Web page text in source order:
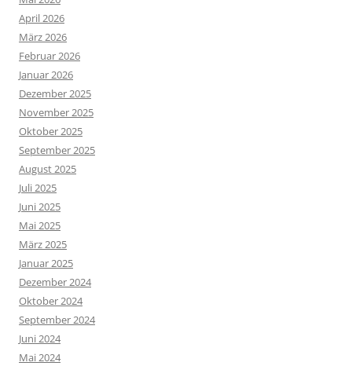
April 2026
März 2026
Februar 2026
Januar 2026
Dezember 2025
November 2025
Oktober 2025
September 2025
August 2025
Juli 2025
Juni 2025
Mai 2025
März 2025
Januar 2025
Dezember 2024
Oktober 2024
September 2024
Juni 2024
Mai 2024